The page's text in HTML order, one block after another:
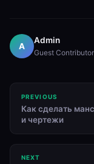
A
Admin
Guest Contributor
PREVIOUS
Как сделать
и чертежи
NEXT